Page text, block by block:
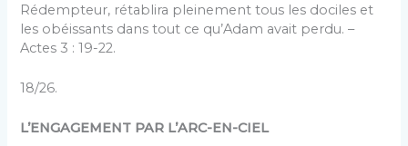
Rédempteur, rétablira pleinement tous les dociles et
les obéissants dans tout ce qu’Adam avait perdu. –
Actes 3 : 19-22.
18/26.
L’ENGAGEMENT PAR L’ARC-EN-CIEL